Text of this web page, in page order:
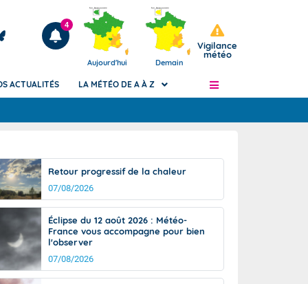
Articles
4
Aujourd'hui Demain
Vigilance
météo
de
Phénomènes dangereux de J+2 à J+7
Avertissement pluies intenses à l'échelle
des communes (Apic)
Bulletins Marine
Bulletins d'estimation du risque
d'avalanche
Météo des forêts
ACTUALITÉS LA MÉTÉO DE A À Z
Retour progressif de la chaleur
07/08/2026
Éclipse du 12 août 2026 : Météo-
France vous accompagne pour bien
l'observer
07/08/2026